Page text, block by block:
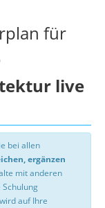
für
live
bei allen
ergänzen
mit anderen
auf Ihre